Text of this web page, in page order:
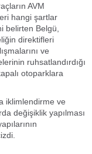
AVM
hangi şartlar
belirten Belgü,
direktifleri
ve
ruhsatlandırdığı
otoparklara
iklimlendirme ve
değişiklik yapılması